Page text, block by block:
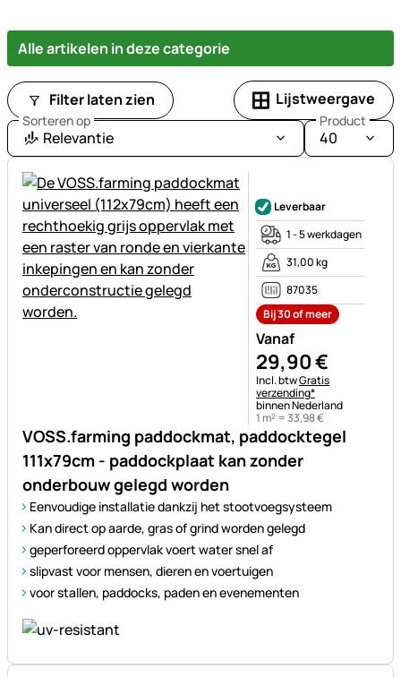
Alle artikelen in deze categorie
Filter laten zien Lijstweergave
Sorteren op
Relevantie
Product
40
VOSS.farming paddockmat, paddocktegel
111x79cm - paddockplaat kan zonder
onderbouw gelegd worden
Eenvoudige installatie dankzij het stootvoegsysteem
Kan direct op aarde, gras of grind worden gelegd
geperforeerd oppervlak voert water snel af
slipvast voor mensen, dieren en voertuigen
voor stallen, paddocks, paden en evenementen
Leverbaar
1 - 5 werkdagen
31,00 kg
87035
Bij 30 of meer
Vanaf
29,90€
Belastinginformatie:
Incl. btwGratis
verzending*
binnen Nederland
1 m² =33,98€